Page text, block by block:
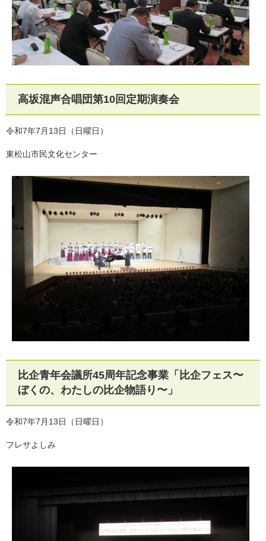
高坂混声合唱団第10回定期演奏会
令和7年7月13日（日曜日）
東松山市民文化センター
比企青年会議所45周年記念事業「比企フェス〜
ぼくの、わたしの比企物語り〜」
令和7年7月13日（日曜日）
フレサよしみ